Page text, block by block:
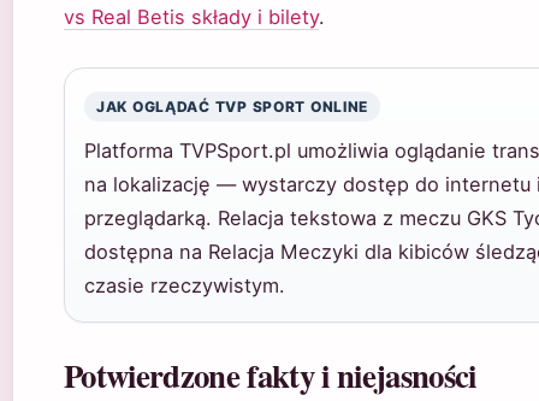
vs Real Betis składy i bilety.
JAK OGLĄDAĆ TVP SPORT ONLINE
Platforma TVPSport.pl umożliwia oglądanie
na lokalizację — wystarczy dostęp do internetu
przeglądarką. Relacja tekstowa z meczu GKS
dostępna na Relacja Meczyki dla kibiców
czasie rzeczywistym.
Potwierdzone fakty i niejasności